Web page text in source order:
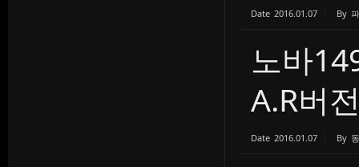
Date 2016.01.07 By
노바
A.R버
Date 2016.01.07 By